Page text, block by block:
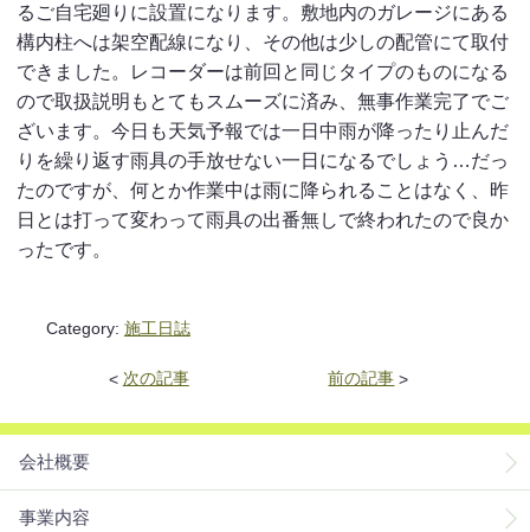
るご自宅廻りに設置になります。敷地内のガレージにある
構内柱へは架空配線になり、その他は少しの配管にて取付
できました。レコーダーは前回と同じタイプのものになる
ので取扱説明もとてもスムーズに済み、無事作業完了でご
ざいます。今日も天気予報では一日中雨が降ったり止んだ
りを繰り返す雨具の手放せない一日になるでしょう…だっ
たのですが、何とか作業中は雨に降られることはなく、昨
日とは打って変わって雨具の出番無しで終われたので良か
ったです。
Category: 施工日誌
< 次の記事 前の記事 >
会社概要
事業内容